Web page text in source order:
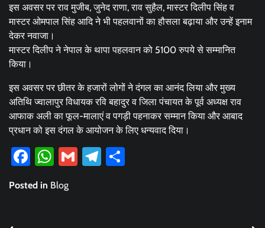
इस अवसर पर राव मुजीब, जुनेद राणा, राव सुहैल, मास्टर दिलीप सिंह व
मास्टर ओमपाल सिंह आदि ने भी पहलवानों का हौसला बढ़ाया और उन्हें इनाम
देकर नवाजा।
मास्टर दिलीप ने नेपाल के थापा पहलवान को 5100 रुपये से सम्मानित
किया।
इस अवसर पर छीतर के हजारों लोगों ने दंगल का आनंद लिया और मुख्य
अतिथि ज्वालापुर विधायक रवि बहादुर व जिला पंचायत के पूर्व अध्यक्ष राव
आफाक अली का फूल-मालाएं व पगड़ी पहनाकर सम्मान किया और आबाद
प्रधान को इस दंगल के आयोजन के लिए धन्यवाद दिया।
Facebook
WhatsApp
GmailTelegram
Posted in Blog